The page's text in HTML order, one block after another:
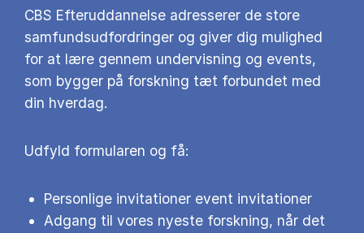
CBS Efteruddannelse adresserer de store
samfundsudfordringer og giver dig mulighed
for at lære gennem undervisning og events,
som bygger på forskning tæt forbundet med
din hverdag.
Udfyld formularen og få:
Personlige invitationer event invitationer
Adgang til vores nyeste forskning, når det